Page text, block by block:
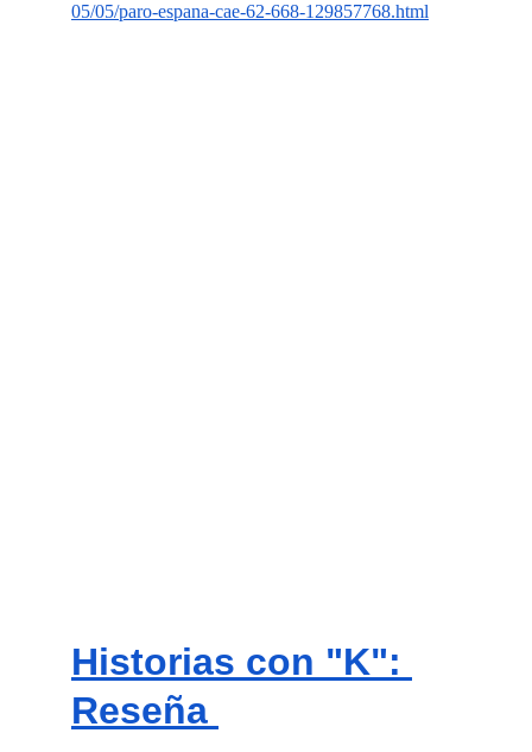
05/05/paro-espana-cae-62-668-129857768.html
Historias con "K":
Reseña